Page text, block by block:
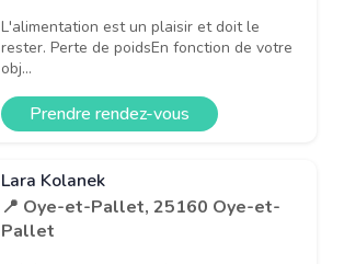
L'alimentation est un plaisir et doit le
rester. Perte de poidsEn fonction de votre
obj...
Prendre rendez-vous
Lara Kolanek
📍 Oye-et-Pallet, 25160 Oye-et-
Pallet